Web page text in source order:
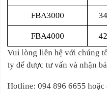
FBA3000
FBA4000
Vui lòng liên hệ với chúng
ty để được tư vấn và nhận
Hotline: 094 896 6655 hoặc